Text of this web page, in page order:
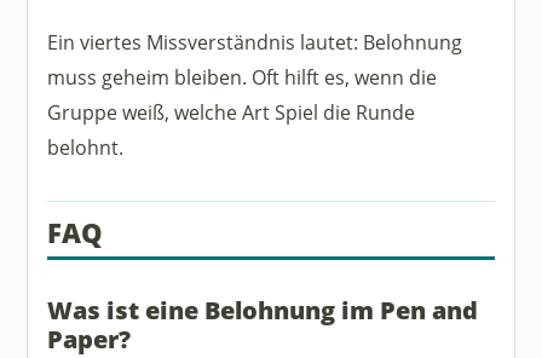
Ein viertes Missverständnis lautet: Belohnung
muss geheim bleiben. Oft hilft es, wenn die
Gruppe weiß, welche Art Spiel die Runde
belohnt.
FAQ
Was ist eine Belohnung im Pen and
Paper?